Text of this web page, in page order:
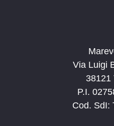
Via Luigi
38121
P.I.
Cod. SdI: